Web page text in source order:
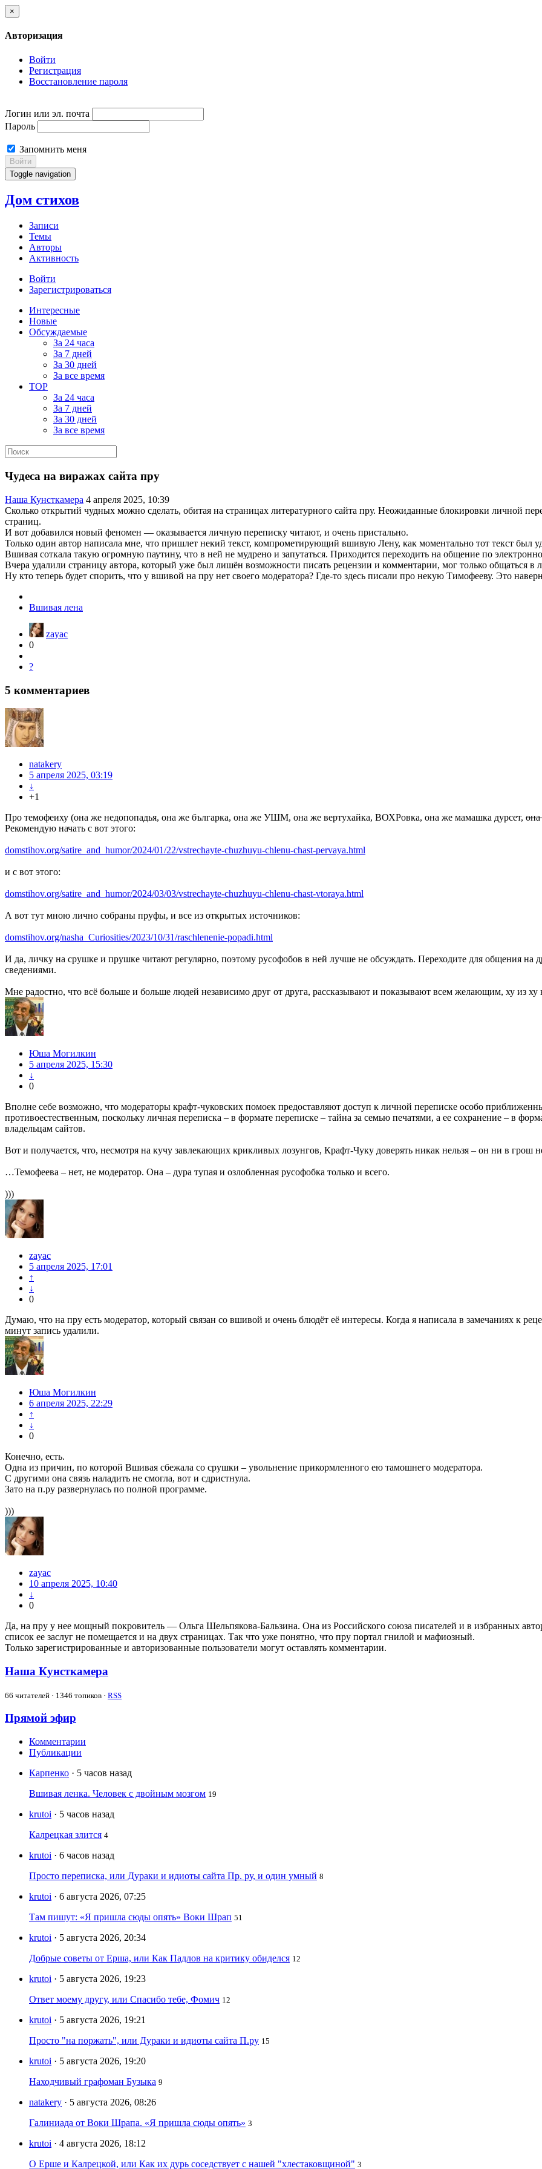
×
Авторизация
Войти
Регистрация
Восстановление пароля
Логин или эл. почта
Пароль
Запомнить меня
Войти
Toggle navigation
Дом стихов
Записи
Темы
Авторы
Активность
Войти
Зарегистрироваться
Интересные
Новые
Обсуждаемые
За 24 часа
За 7 дней
За 30 дней
За все время
TOP
За 24 часа
За 7 дней
За 30 дней
За все время
Чудеса на виражах сайта пру
Наша Кунсткамера 4 апреля 2025, 10:39
Сколько открытий чудных можно сделать, обитая на страницах литературного сайта пру. Неожиданные блокировки личной
страниц.
И вот добавился новый феномен — оказывается личную переписку читают, и очень пристально.
Только один автор написала мне, что пришлет некий текст, компрометирующий вшивую Лену, как моментально тот текст был
Вшивая соткала такую огромную паутину, что в ней не мудрено и запутаться. Приходится переходить на общение по
Вчера удалили страницу автора, который уже был лишён возможности писать рецензии и комментарии, мог только общаться в
Ну кто теперь будет спорить, что у вшивой на пру нет своего модератора? Где-то здесь писали про некую Тимофееву. Это
Вшивая лена
zayac
0
?
5 комментариев
natakery
5 апреля 2025, 03:19
↓
+1
Про темофеиху (она же недопопадья, она же българка, она же УШМ, она же вертухайка, ВОХРовка, она же мамашка дурсет,
Рекомендую начать с вот этого:
domstihov.org/satire_and_humor/2024/01/22/vstrechayte-chuzhuyu-chlenu-chast-pervaya.html
и с вот этого:
domstihov.org/satire_and_humor/2024/03/03/vstrechayte-chuzhuyu-chlenu-chast-vtoraya.html
А вот тут мною лично собраны пруфы, и все из открытых источников:
domstihov.org/nasha_Curiosities/2023/10/31/raschlenenie-popadi.html
И да, личку на срушке и прушке читают регулярно, поэтому русофобов в ней лучше не обсуждать. Переходите для общения на
сведениями.
Мне радостно, что всё больше и больше людей независимо друг от друга, рассказывают и показывают всем желающим, ху из ху
Юша Могилкин
5 апреля 2025, 15:30
↓
0
Вполне себе возможно, что модераторы крафт-чуковских помоек предоставляют доступ к личной переписке особо
противоестественным, поскольку личная переписка – в формате переписке – тайна за семью печатями, а ее сохранение – в
владельцам сайтов.
Вот и получается, что, несмотря на кучу завлекающих крикливых лозунгов, Крафт-Чуку доверять никак нельзя – он ни в грош
…Темофеева – нет, не модератор. Она – дура тупая и озлобленная русофобка только и всего.
)))
zayac
5 апреля 2025, 17:01
↑
↓
0
Думаю, что на пру есть модератор, который связан со вшивой и очень блюдёт её интересы. Когда я написала в замечаниях к
минут запись удалили.
Юша Могилкин
6 апреля 2025, 22:29
↑
↓
0
Конечно, есть.
Одна из причин, по которой Вшивая сбежала со срушки – увольнение прикормленного ею тамошнего модератора.
С другими она связь наладить не смогла, вот и сдристнула.
Зато на п.ру развернулась по полной программе.
)))
zayac
10 апреля 2025, 10:40
↓
0
Да, на пру у нее мощный покровитель — Ольга Шельпякова-Бальзина. Она из Российского союза писателей и в избранных
список ее заслуг не помещается и на двух страницах. Так что уже понятно, что пру портал гнилой и мафиозный.
Только зарегистрированные и авторизованные пользователи могут оставлять комментарии.
Наша Кунсткамера
66 читателей · 1346 топиков · RSS
Прямой эфир
Комментарии
Публикации
Карпенко · 5 часов назад
Вшивая ленка. Человек с двойным мозгом 19
krutoi · 5 часов назад
Калрецкая злится 4
krutoi · 6 часов назад
Просто переписка, или Дураки и идиоты сайта Пр. ру, и один умный 8
krutoi · 6 августа 2026, 07:25
Там пишут: «Я пришла сюды опять» Воки Шрап 51
krutoi · 5 августа 2026, 20:34
Добрые советы от Ерша, или Как Падлов на критику обиделся 12
krutoi · 5 августа 2026, 19:23
Ответ моему другу, или Спасибо тебе, Фомич 12
krutoi · 5 августа 2026, 19:21
Просто "на поржать", или Дураки и идиоты сайта П.ру 15
krutoi · 5 августа 2026, 19:20
Находчивый графоман Бузыка 9
natakery · 5 августа 2026, 08:26
Галиниада от Воки Шрапа. «Я пришла сюды опять» 3
krutoi · 4 августа 2026, 18:12
О Ерше и Калрецкой, или Как их дурь соседствует с нашей "хлестаковщиной" 3